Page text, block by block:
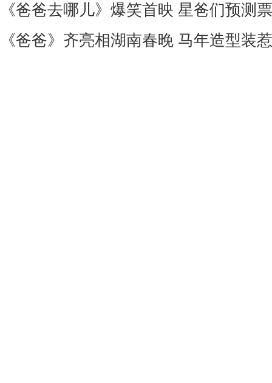
《爸爸去哪儿》爆笑首映 星爸们预测
《爸爸》齐亮相湖南春晚 马年造型装